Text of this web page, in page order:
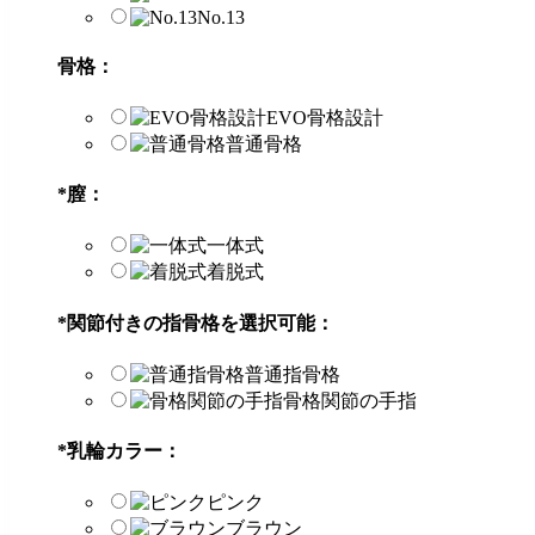
No.13
骨格：
EVO骨格設計
普通骨格
*膣：
一体式
着脱式
*関節付きの指骨格を選択可能：
普通指骨格
骨格関節の手指
*乳輪カラー：
ピンク
ブラウン